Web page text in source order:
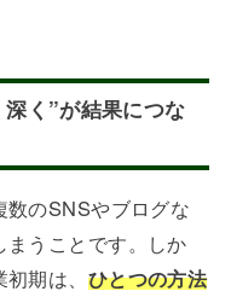
く”が結果につな
のSNSやブログな
うことです。しか
期は、 ひとつの方法